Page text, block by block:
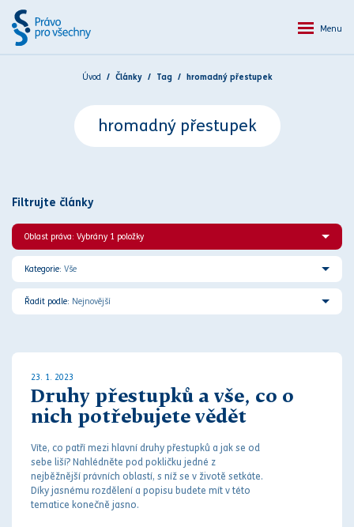
Menu
Úvod Články Tag hromadný přestupek
hromadný přestupek
Filtrujte články
Oblast práva: Vybrány 1 položky
Kategorie: Vše
Řadit podle: Nejnovější
23. 1. 2023
Druhy přestupků a vše, co o
nich potřebujete vědět
Víte, co patří mezi hlavní druhy přestupků a jak se od
sebe liší? Nahlédněte pod pokličku jedné z
nejběžnější právních oblastí, s níž se v životě setkáte.
Díky jasnému rozdělení a popisu budete mít v této
tematice konečně jasno.